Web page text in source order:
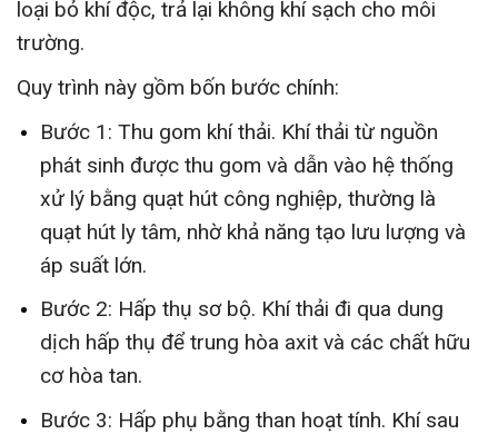
loại bỏ khí độc, trả lại không khí sạch cho môi
trường.
Quy trình này gồm bốn bước chính:
Bước 1: Thu gom khí thải. Khí thải từ nguồn
phát sinh được thu gom và dẫn vào hệ thống
xử lý bằng quạt hút công nghiệp, thường là
quạt hút ly tâm, nhờ khả năng tạo lưu lượng và
áp suất lớn.
Bước 2: Hấp thụ sơ bộ. Khí thải đi qua dung
dịch hấp thụ để trung hòa axit và các chất hữu
cơ hòa tan.
Bước 3: Hấp phụ bằng than hoạt tính. Khí sau